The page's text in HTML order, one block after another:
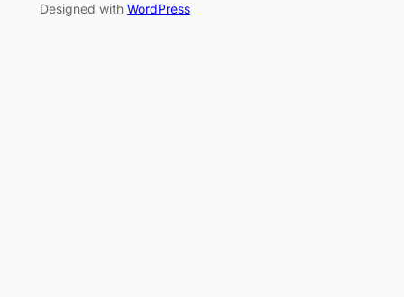
Designed with WordPress